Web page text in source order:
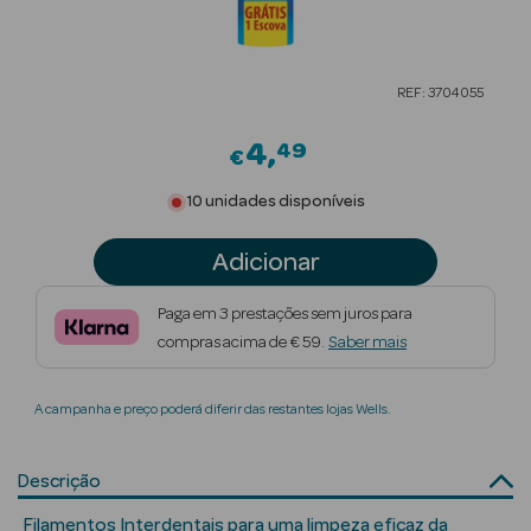
Beauty Season
Maquilhagem
Beauty Season
REF: 3704055
€4 49
10 unidades disponíveis
Adicionar
Paga em 3 prestações sem juros para
compras acima de € 59. Saber mais
A campanha e preço poderá diferir das restantes lojas Wells.
Descrição
Filamentos Interdentais para uma limpeza eficaz da